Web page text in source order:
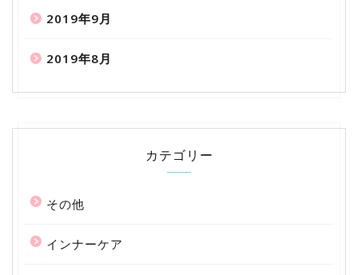
2019年9月
2019年8月
カテゴリー
その他
インナーケア